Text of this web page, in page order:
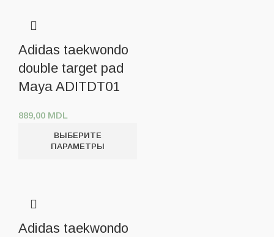
Adidas taekwondo
double target pad
Maya ADITDT01
889,00 MDL
ВЫБЕРИТЕ
ПАРАМЕТРЫ
Adidas taekwondo